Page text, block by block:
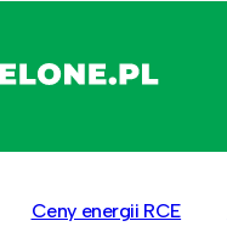
Ceny energii RCE